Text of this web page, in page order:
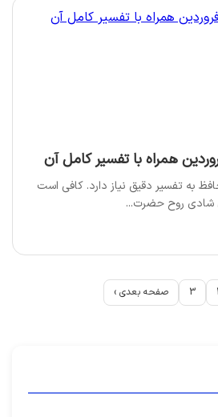
به تفسیر دقیق نیاز دارد. کافی است
شادی روح حضرت...
3 صفحه بعدی ›